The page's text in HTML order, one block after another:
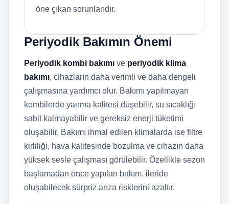
öne çıkan sorunlarıdır.
Periyodik Bakımın Önemi
Periyodik kombi bakımı ve periyodik klima
bakımı, cihazların daha verimli ve daha dengeli
çalışmasına yardımcı olur. Bakımı yapılmayan
kombilerde yanma kalitesi düşebilir, su sıcaklığı
sabit kalmayabilir ve gereksiz enerji tüketimi
oluşabilir. Bakımı ihmal edilen klimalarda ise filtre
kirliliği, hava kalitesinde bozulma ve cihazın daha
yüksek sesle çalışması görülebilir. Özellikle sezon
başlamadan önce yapılan bakım, ileride
oluşabilecek sürpriz arıza risklerini azaltır.